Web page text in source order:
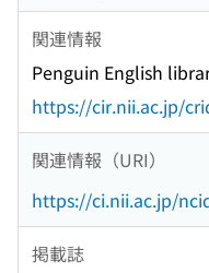
関連情報
Penguin English
https://cir.nii.ac.jp/
関連情報（URI）
https://ci.nii.ac.jp/
掲載誌